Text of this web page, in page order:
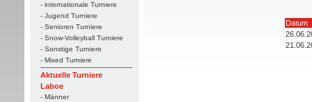
- internationale Turniere
- Jugend Turniere
- Senioren Turniere
- Snow-Volleyball Turniere
- Sonstige Turniere
- Mixed Turniere
Aktuelle Turniere
Laboe
- Männer
Datum